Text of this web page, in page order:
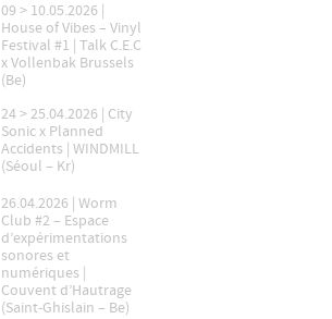
09 > 10.05.2026 |
House of Vibes – Vinyl
Festival #1 | Talk C.E.C
x Vollenbak Brussels
(Be)
24 > 25.04.2026 | City
Sonic x Planned
Accidents | WINDMILL
(Séoul – Kr)
26.04.2026 | Worm
Club #2 – Espace
d’expérimentations
sonores et
numériques |
Couvent d’Hautrage
(Saint-Ghislain – Be)